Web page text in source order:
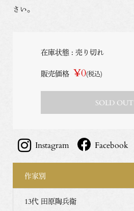
さい。
在庫状態 : 売り切れ
販売価格 ¥0(税込)
SOLD OUT
Instagram Facebook
作家別
13代 田原陶兵衛